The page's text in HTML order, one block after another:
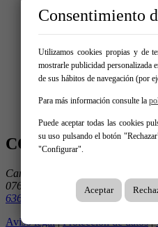
Inicio
Vacacional
Vende tu inmueble
Nosotros
Servicios
CONTÁCTANOS
Carrer Gabriel Roca 33
07638 Colònia De Sant Jordi
636 582 993
636 582 993
Aviso legal|Protección de datos|
Consentimiento
Utilizamos cookies propias y de
mostrarle publicidad personalizada
de sus hábitos de navegación (por
Para más información consulte la
Puede aceptar todas las cookies
su uso pulsando el botón
"Configurar".
Aceptar